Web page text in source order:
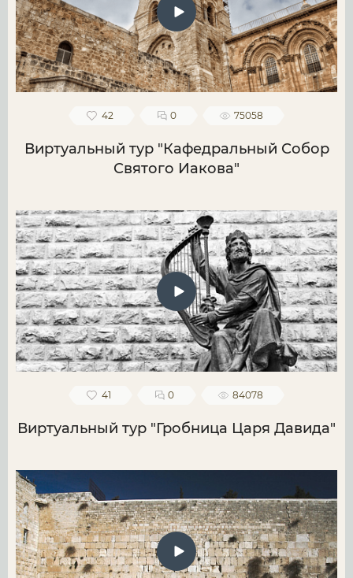
42 0 75058
Виртуальный тур "Кафедральный Собор
Святого Иакова"
41 0 84078
Виртуальный тур "Гробница Царя Давида"